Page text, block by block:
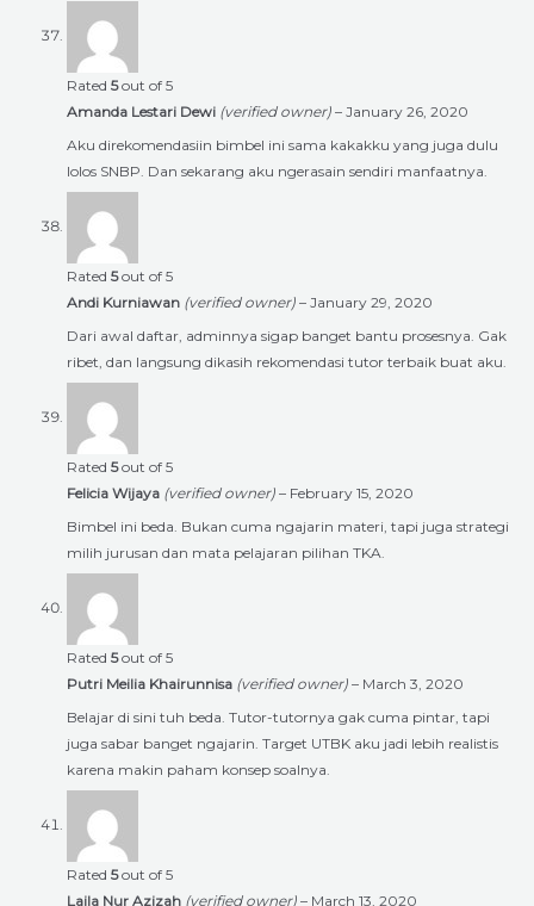
Rated 5out of 5
Amanda Lestari Dewi (verified owner) – January 26, 2020
Aku direkomendasiin bimbel ini sama kakakku yang juga dulu
lolos SNBP. Dan sekarang aku ngerasain sendiri manfaatnya.
Rated 5out of 5
Andi Kurniawan (verified owner) – January 29, 2020
Dari awal daftar, adminnya sigap banget bantu prosesnya. Gak
ribet, dan langsung dikasih rekomendasi tutor terbaik buat aku.
Rated 5out of 5
Felicia Wijaya (verified owner) – February 15, 2020
Bimbel ini beda. Bukan cuma ngajarin materi, tapi juga strategi
milih jurusan dan mata pelajaran pilihan TKA.
Rated 5out of 5
Putri Meilia Khairunnisa (verified owner) – March 3, 2020
Belajar di sini tuh beda. Tutor-tutornya gak cuma pintar, tapi
juga sabar banget ngajarin. Target UTBK aku jadi lebih realistis
karena makin paham konsep soalnya.
Rated 5out of 5
Laila Nur Azizah (verified owner) – March 13, 2020